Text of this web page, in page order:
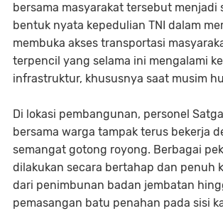
bersama masyarakat tersebut menjadi
bentuk nyata kepedulian TNI dalam
membuka akses transportasi
terpencil yang selama ini mengalami
infrastruktur, khususnya saat musim
Di lokasi pembangunan, personel
bersama warga tampak terus bekerja
semangat gotong royong. Berbagai
dilakukan secara bertahap dan penuh
dari penimbunan badan jembatan
pemasangan batu penahan pada sisi